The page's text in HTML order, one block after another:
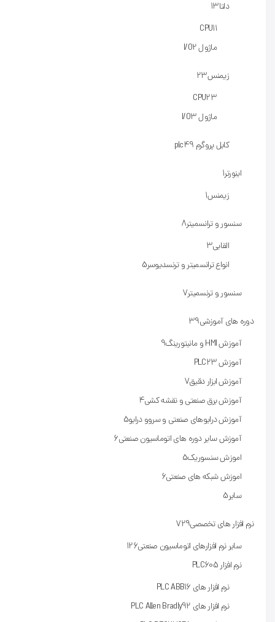
دلتا13
CPU11
ماژول I/O2
زیمنس23
CPU23
ماژول I/O3
کابل پروگرم plc 49
اینورتر1
زیمنس1
سنسور و ترانسمیتر8
القایی3
انواع ترانسمیتر و ترنسدیوسر5
سنسور و ترنسمیتر7
دوره های آموزشی39
آموزش HMI و مانیتورینگ
9
آموزش PLC23
آموزش ابزار دقیق7
آموزش برق صنعتی و نقشه کشی4
آموزش درایوهای صنعتی و سروو درایو5
آموزش سایر دوره های اتوماسیون صنعتی6
اموزش سنسوریک5
اموزش شبکه های صنعتی6
سایر5
نرم افزار های تخصصی729
سایر نرم افزارهای اتوماسیون صنعتی126
نرم افزار PLC605
نرم افزار های PLC ABB 16
نرم افزار های PLC Allen Bradly 92